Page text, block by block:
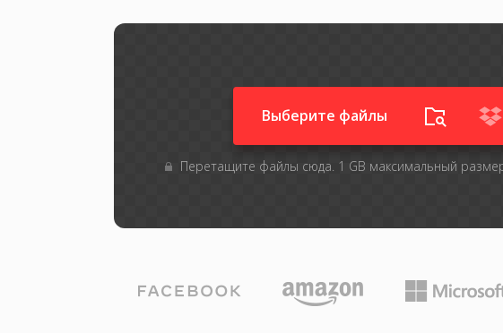
Выберите файлы
Перетащите файлы сюда. 1 GB максимальный